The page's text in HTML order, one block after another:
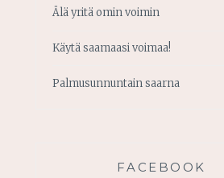
Älä yritä omin voimin
Käytä saamaasi voimaa!
Palmusunnuntain saarna
FACEBOOK